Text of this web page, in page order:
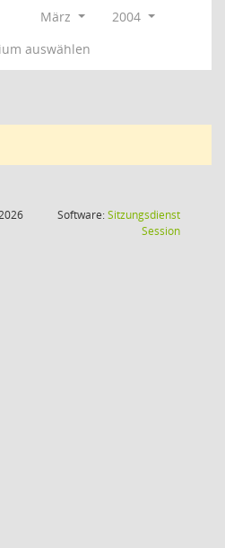
März
2004
auswählen
Software:Sitzungsdienst
Session(Wird in